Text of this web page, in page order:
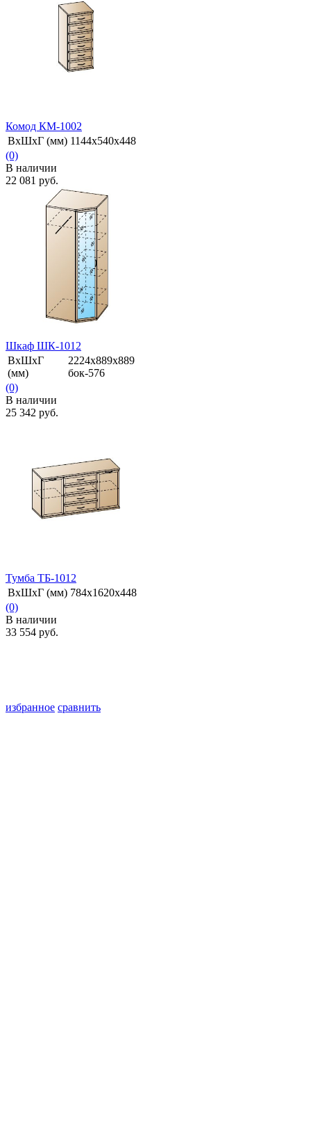
сравнить
сравнить
Комод КМ-1002
ВхШхГ (мм) 1144х540х448
(0)
В наличии
22 081 руб.
избранное сравнить
Шкаф ШК-1012
ВхШхГ
(мм)
2224х889х889
бок-576
(0)
В наличии
25 342 руб.
избранное сравнить
Тумба ТБ-1012
ВхШхГ (мм) 784х1620х448
(0)
В наличии
33 554 руб.